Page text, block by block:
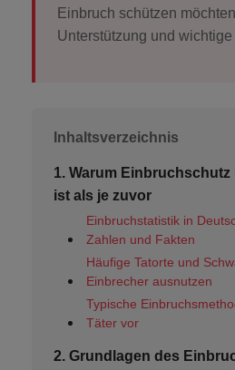
EXTRAS
Einbruch schützen
Unterstützung und
Inhaltsverzeichnis
1. Warum
ist als je zuvor
Einbruchstatistik in
Zahlen und Fakten
Häufige Tatorte und
Einbrecher ausnutzen
Typische
Täter vor
2. Grundlagen des